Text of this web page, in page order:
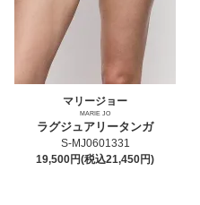
マリージョー
MARIE JO
ラグジュアリータンガ
S-MJ0601331
19,500円(税込21,450円)